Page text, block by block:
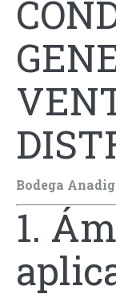
Bodega
1.